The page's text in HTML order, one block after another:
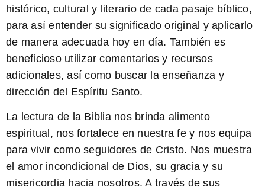
histórico, cultural y literario de cada pasaje bíblico,
para así entender su significado original y aplicarlo
de manera adecuada hoy en día. También es
beneficioso utilizar comentarios y recursos
adicionales, así como buscar la enseñanza y
dirección del Espíritu Santo.
La lectura de la Biblia nos brinda alimento
espiritual, nos fortalece en nuestra fe y nos equipa
para vivir como seguidores de Cristo. Nos muestra
el amor incondicional de Dios, su gracia y su
misericordia hacia nosotros. A través de sus